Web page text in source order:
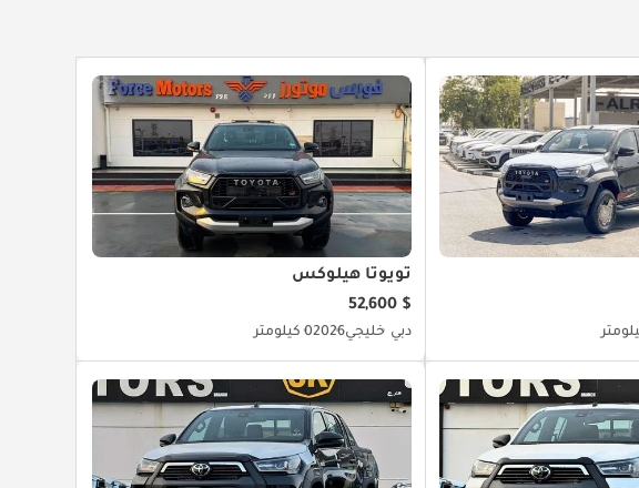
تويوتا هيلوكس
$ 52,600
دبي خليجي20260 كيلومتر